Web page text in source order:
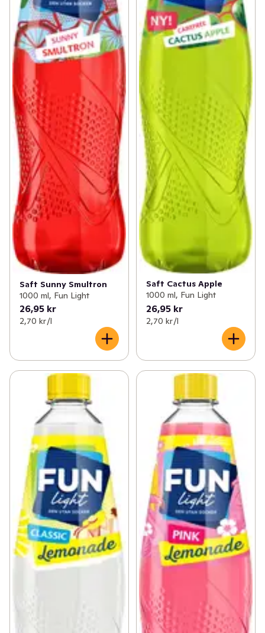
Saft Sunny Smultron
1000 ml, Fun Light
26,95 kr
2,70 kr /l
Saft Cactus Apple
1000 ml, Fun Light
26,95 kr
2,70 kr /l